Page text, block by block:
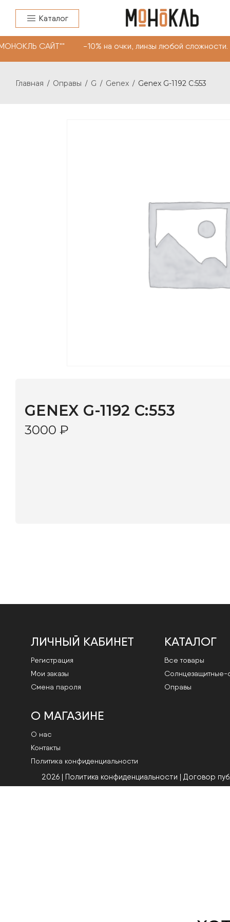
Каталог
САЙТ"" -10% на очки, линзы любой
Главная / Оправы / G / Genex / Genex G-1192 C:553
ЛИЧНЫЙ КАБИНЕТ
Регистрация
Мои заказы
Смена пароля
КАТАЛОГ
Все товары
Cолнцезащитные-
Оправы
О МАГАЗИНЕ
О нас
Контакты
Политика конфиденциальности
2026 | Политика конфиденциальности | Договор